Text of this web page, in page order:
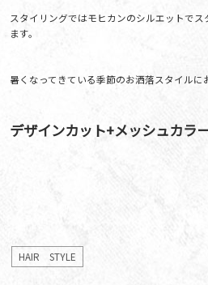
スタイリングではモヒカンのシルエットで
ます。
暑くなってきている季節のお洒落スタイル
デザインカット+メッシュカラ
HAIR STYLE